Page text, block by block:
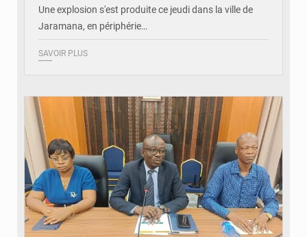
Une explosion s'est produite ce jeudi dans la ville de
Jaramana, en périphérie…
SAVOIR PLUS